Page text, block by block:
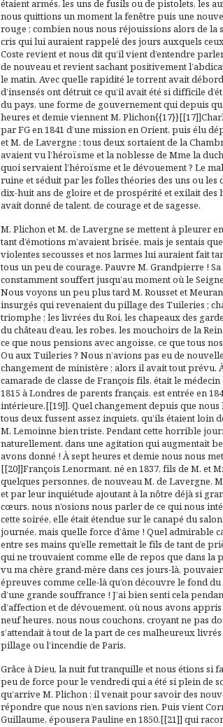
étaient armés, les uns de fusils ou de pistolets, les
nous quittions un moment la fenêtre puis une
rouge ; combien nous nous réjouissions alors de
cris qui lui auraient rappelé des jours auxquels
Coste revient et nous dit qu’il vient d’entendre
de nouveau et revient sachant positivement
le matin. Avec quelle rapidité le torrent avait
d’insensés ont détruit ce qu’il avait été si difficile
du pays, une forme de gouvernement qui depuis
heures et demie viennent M.
par FG en 1841 d’une mission en Orient, puis élu
et M. de Lavergne ; tous deux sortaient de la
avaient vu l’héroïsme et la noblesse de Mme la
quoi servaient l’héroïsme et le dévouement ? Le
ruine et séduit par les folles théories des uns ou
dix-huit ans de gloire et de prospérité et exilait
avait donné de talent, de courage et de sagesse.
M. Plichon et M. de Lavergne se mettent à pleurer
tant d’émotions m’avaient brisée, mais je sentais
violentes secousses et nos larmes lui auraient fait
tous un peu de courage. Pauvre M. Grandpierre !
constamment souffert jusqu’au moment où le
Nous voyons un peu plus tard M. Rousset et
insurgés qui revenaient du pillage des Tuileries ;
triomphe ; les livrées du Roi, les chapeaux des
du château d’eau, les robes, les mouchoirs de la
ce que nous pensions avec angoisse, ce que tous
Ou aux Tuileries ? Nous n’avions pas eu de
changement de ministère ; alors il avait tout prévu.
camarade de classe de François fils, était le
1815 à Londres de parents français, est entrée en
intérieure.[[19]]. Quel changement depuis que
tous deux fussent assez inquiets, qu’ils étaient
M. Lemoinne bien triste. Pendant cette horrible
naturellement, dans une agitation qui augmentait
avons donné ! À sept heures et demie nous nous
[[20]]François Lenormant, né en 1837, fils de M. et
quelques personnes, de nouveau M. de Lavergne,
et par leur inquiétude ajoutant à la nôtre déjà si
cœurs, nous n’osions nous parler de ce qui nous
cette soirée, elle était étendue sur le canapé du
journée, mais quelle force d’âme ! Quel admirable
entre ses mains qu’elle remettait le fils de tant de
qui ne trouvaient comme elle de repos que dans la
vu ma chère grand-mère dans ces jours-là,
épreuves comme celle-là qu’on découvre le fond
d’une grande souffrance ! J’ai bien senti cela
d’affection et de dévouement, où nous avons
neuf heures, nous nous couchons, croyant ne pas
s’attendait à tout de la part de ces malheureux
pillage ou l’incendie de Paris.
Grâce à Dieu, la nuit fut tranquille et nous étions si
peu de force pour le vendredi qui a été si plein de
qu’arrive M. Plichon ; il venait pour savoir des
répondre que nous n’en savions rien. Puis vient
Guillaume, épousera Pauline en 1850.[[21]] qui